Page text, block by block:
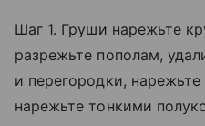
Шаг 1. Груши нарежьте
разрежьте пополам,
и перегородки,
нарежьте тонкими